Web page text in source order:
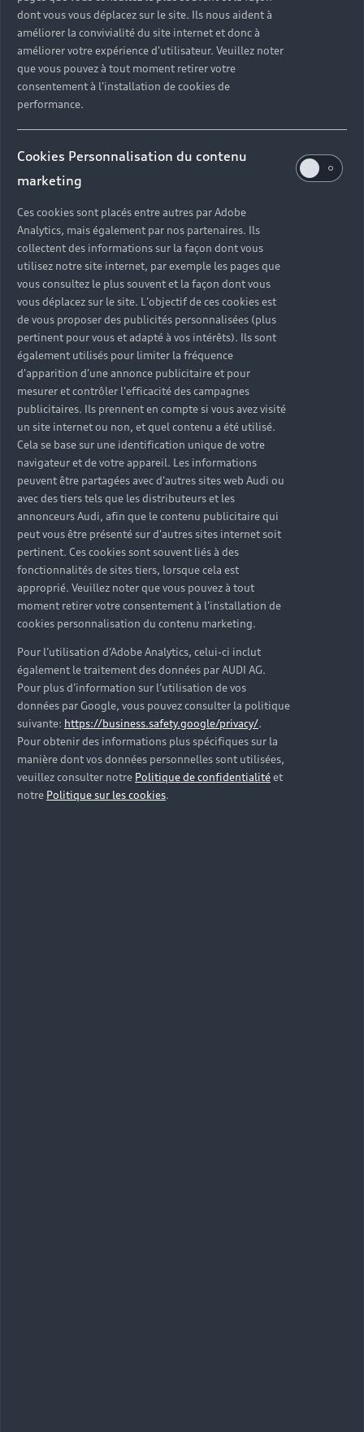
Audi A1 Sportback, la
citadine incontournable
Dotées de dimensions compactes, ces deux citadines
automatiques sont agiles et maniables. L’Audi A1
Sportback, avec sa signature lumineuse et ses lignes
racées ne manque pas de caractère. Elle est
également dotée de nombreuses technologies de
pointe (de série ou en option), à l’image de ses aides
à la conduite, aides au stationnement et système de
navigation MMI.
Découvrir l’Audi A1 Sportback
dont vous vous déplacez sur le site. Ils nous aident à
améliorer la convivialité du site internet et donc à
améliorer votre expérience d'utilisateur. Veuillez noter
que vous pouvez à tout moment retirer votre
consentement à l'installation de cookies de
performance.
Cookies Personnalisation du contenu
marketing
Ces cookies sont placés entre autres par Adobe
Analytics, mais également par nos partenaires. Ils
collectent des informations sur la façon dont vous
utilisez notre site internet, par exemple les pages que
vous consultez le plus souvent et la façon dont vous
vous déplacez sur le site. L'objectif de ces cookies est
de vous proposer des publicités personnalisées (plus
pertinent pour vous et adapté à vos intérêts). Ils sont
également utilisés pour limiter la fréquence
d'apparition d'une annonce publicitaire et pour
mesurer et contrôler l'efficacité des campagnes
publicitaires. Ils prennent en compte si vous avez visité
un site internet ou non, et quel contenu a été utilisé.
Cela se base sur une identification unique de votre
navigateur et de votre appareil. Les informations
peuvent être partagées avec d'autres sites web Audi ou
avec des tiers tels que les distributeurs et les
annonceurs Audi, afin que le contenu publicitaire qui
peut vous être présenté sur d'autres sites internet soit
pertinent. Ces cookies sont souvent liés à des
fonctionnalités de sites tiers, lorsque cela est
approprié. Veuillez noter que vous pouvez à tout
moment retirer votre consentement à l'installation de
cookies personnalisation du contenu marketing.
Pour l’utilisation d’Adobe Analytics, celui-ci inclut
également le traitement des données par AUDI AG.
Pour plus d’information sur l’utilisation de vos
données par Google, vous pouvez consulter la politique
suivante: https://business.safety.google/privacy/.
Pour obtenir des informations plus spécifiques sur la
manière dont vos données personnelles sont utilisées,
veuillez consulter notre Politique de confidentialitéet
notre Politique sur les cookies.